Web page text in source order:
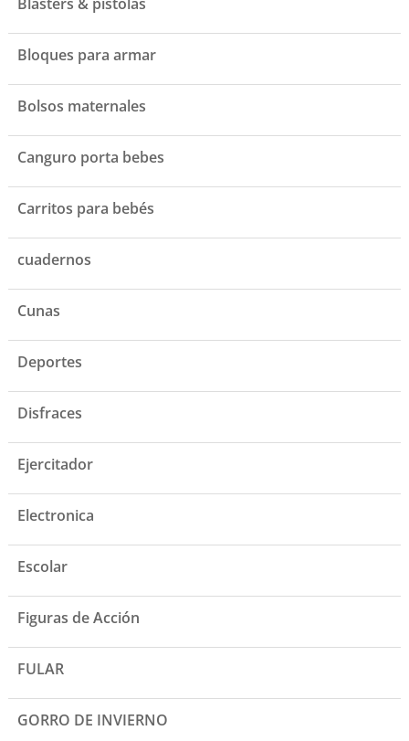
Bloques para armar
Bolsos maternales
Canguro porta bebes
Carritos para bebés
cuadernos
Cunas
Deportes
Disfraces
Ejercitador
Electronica
Escolar
Figuras de Acción
FULAR
GORRO DE INVIERNO